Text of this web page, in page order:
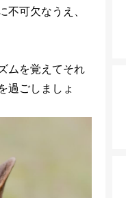
可欠なうえ、
ムを覚えてそれ
過ごしましょ